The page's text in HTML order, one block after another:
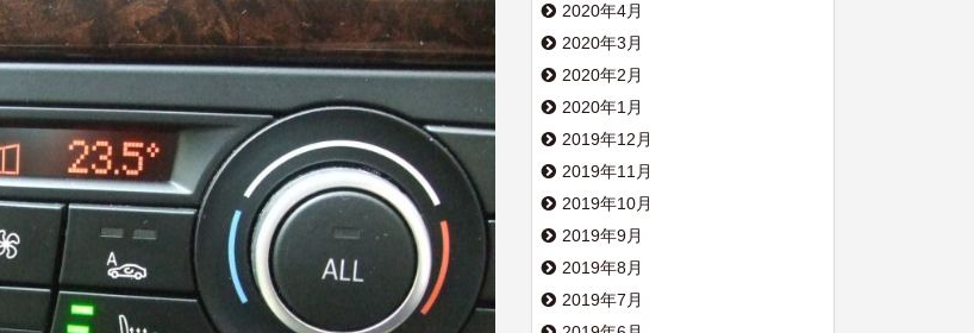
2020年4月
2020年3月
2020年2月
2020年1月
2019年12月
2019年11月
2019年10月
2019年9月
2019年8月
2019年7月